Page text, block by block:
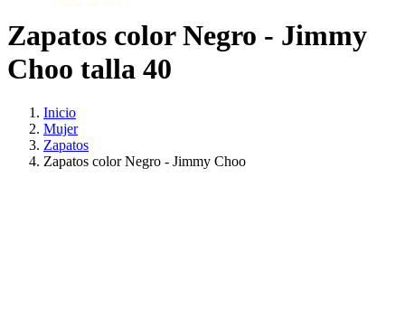
Zapatos color Negro - Jimmy
Choo talla 40
Inicio
Mujer
Zapatos
Zapatos color Negro - Jimmy Choo